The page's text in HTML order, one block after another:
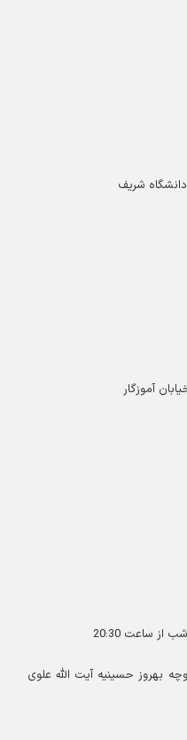
شریف
آموزگار
بهروز حسینیه آیت الله علوی